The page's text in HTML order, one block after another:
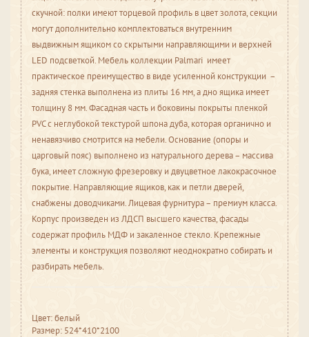
скучной: полки имеют торцевой профиль в цвет золота, секции
могут дополнительно комплектоваться внутренним
выдвижным ящиком со скрытыми направляющими и верхней
LED подсветкой. Мебель коллекции Palmari имеет
практическое преимущество в виде усиленной конструкции –
задняя стенка выполнена из плиты 16 мм, а дно ящика имеет
толщину 8 мм. Фасадная часть и боковины покрыты пленкой
PVC с неглубокой текстурой шпона дуба, которая органично и
ненавязчиво смотрится на мебели. Основание (опоры и
царговый пояс) выполнено из натурального дерева – массива
бука, имеет сложную фрезеровку и двуцветное лакокрасочное
покрытие. Направляющие ящиков, как и петли дверей,
снабжены доводчиками. Лицевая фурнитура – премиум класса.
Корпус произведен из ЛДСП высшего качества, фасады
содержат профиль МДФ и закаленное стекло. Крепежные
элементы и конструкция позволяют неоднократно собирать и
разбирать мебель.
Цвет: белый
Размер: 524*410*2100